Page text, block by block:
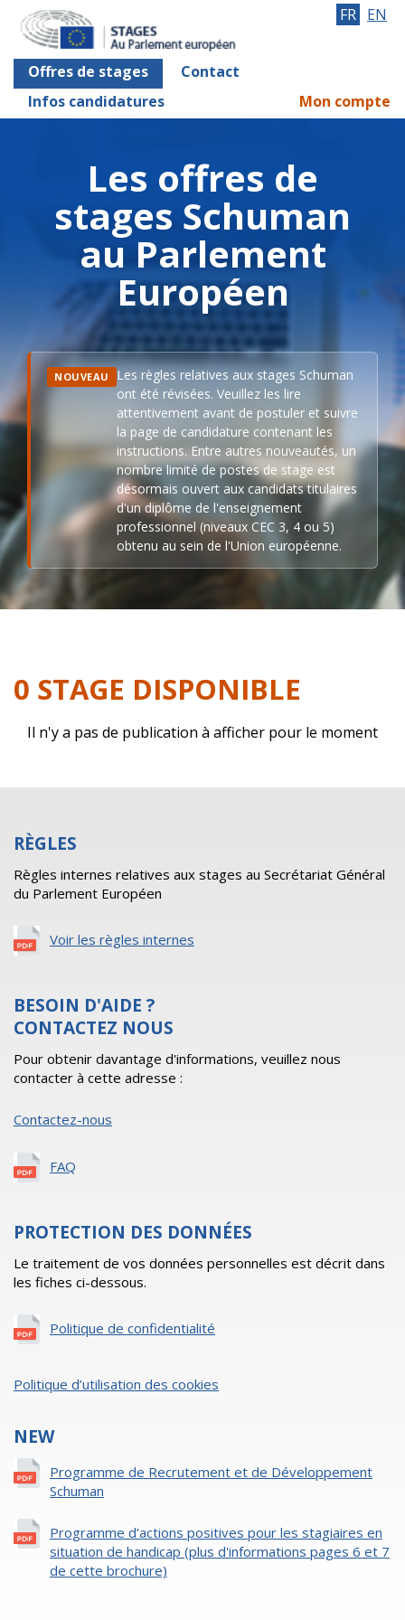
Offres de stages
Contact
Infos candidatures
FR EN
Mon compte
Les offres de
stages Schuman
au Parlement
Européen
NOUVEAU
Les règles relatives aux stages Schuman
ont été révisées. Veuillez les lire
attentivement avant de postuler et suivre
la page de candidature contenant les
instructions. Entre autres nouveautés, un
nombre limité de postes de stage est
désormais ouvert aux candidats titulaires
d'un diplôme de l'enseignement
professionnel (niveaux CEC 3, 4 ou 5)
obtenu au sein de l'Union européenne.
0 STAGE DISPONIBLE
Il n'y a pas de publication à afficher pour le moment
RÈGLES
Règles internes relatives aux stages au Secrétariat Général
du Parlement Européen
Voir les règles internes
BESOIN D'AIDE ?
CONTACTEZ NOUS
Pour obtenir davantage d'informations, veuillez nous
contacter à cette adresse :
Contactez-nous
FAQ
PROTECTION DES DONNÉES
Le traitement de vos données personnelles est décrit dans
les fiches ci-dessous.
Politique de confidentialité
Politique d’utilisation des cookies
NEW
Programme de Recrutement et de Développement
Schuman
Programme d'actions positives pour les stagiaires en
situation de handicap (plus d'informations pages 6 et 7
de cette brochure)